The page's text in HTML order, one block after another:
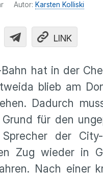
Autor: Karsten Kolliski
LINK
hat in der
blieb am
Dadurch
für den
der
Zug wieder in
Nach einer